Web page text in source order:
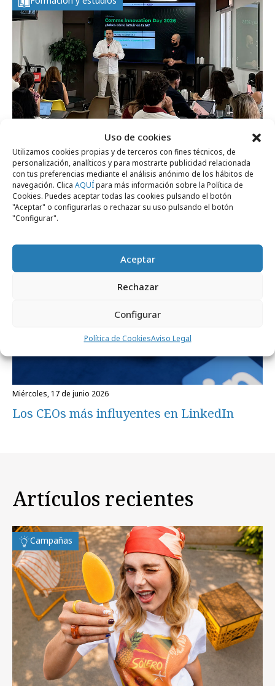
Uso de cookies
Utilizamos cookies propias y de terceros con fines técnicos, de
personalización, analíticos y para mostrarte publicidad relacionada
con tus preferencias mediante el análisis anónimo de los hábitos de
navegación. Clica AQUÍpara más información sobre la Política de
Cookies. Puedes aceptar todas las cookies pulsando el botón
"Aceptar" o configurarlas o rechazar su uso pulsando el botón
"Configurar".
Aceptar
Rechazar
Configurar
Política de CookiesAviso Legal
viernes, 26 de junio 2026
Qué tipo de fuentes determinan la
visibilidad de una marca en la IA
Formación y estudios
miércoles, 17 de junio 2026
Los CEOs más influyentes en LinkedIn
Artículos recientes
Campañas